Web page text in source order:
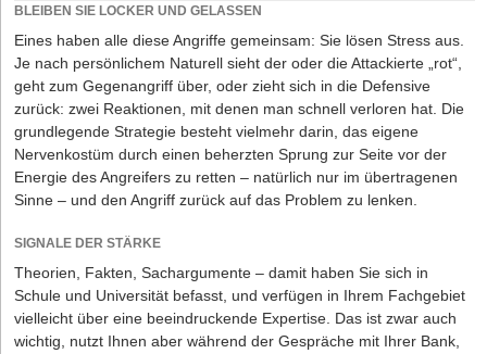
Exit statt langfristiger Investitionen: Was Gründer
wirklich absichern sollten
04.08.206|Unternehmer-Typen
„Reichweite ist nicht Wachstum“: Warum Ex-
Zalando-Managerin Dr. Saskia Appelhoff heute auf
Community-Building setzt
BLEIBEN SIE LOCKER UND GELASSEN
Eines haben alle diese Angriffe gemeinsam: Sie lösen Stress aus.
Je nach persönlichem Naturell sieht der oder die Attackierte „rot“,
geht zum Gegenangriff über, oder zieht sich in die Defensive
zurück: zwei Reaktionen, mit denen man schnell verloren hat. Die
grundlegende Strategie besteht vielmehr darin, das eigene
Nervenkostüm durch einen beherzten Sprung zur Seite vor der
Energie des Angreifers zu retten – natürlich nur im übertragenen
Sinne – und den Angriff zurück auf das Problem zu lenken.
SIGNALE DER STÄRKE
Theorien, Fakten, Sachargumente – damit haben Sie sich in
Schule und Universität befasst, und verfügen in Ihrem Fachgebiet
vielleicht über eine beeindruckende Expertise. Das ist zwar auch
wichtig, nutzt Ihnen aber während der Gespräche mit Ihrer Bank,